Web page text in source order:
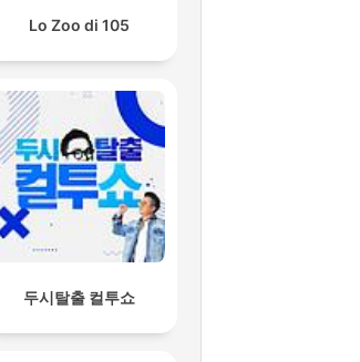
Lo Zoo di 105
두시탈출 컬투쇼